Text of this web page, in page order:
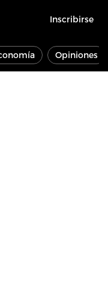
Inscribirse
Opiniones